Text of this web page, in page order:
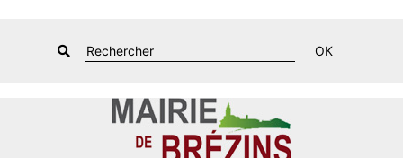
OK